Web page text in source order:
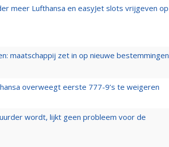
meer Lufthansa en easyJet slots vrijgeven op
maatschappij zet in op nieuwe bestemmingen
overweegt eerste 777-9’s te weigeren
wordt, lijkt geen probleem voor de